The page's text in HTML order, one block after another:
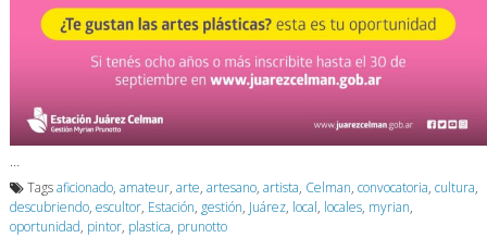
…
Tagsaficionado, amateur, arte, artesano, artista, Celman, convocatoria, cultura,
descubriendo, escultor, Estación, gestión, Juárez, local, locales, myrian,
oportunidad, pintor, plastica, prunotto